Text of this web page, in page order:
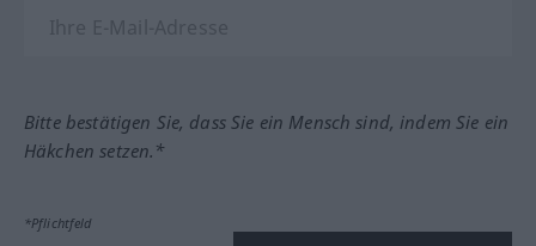
Bitte bestätigen Sie, dass Sie ein Mensch sind, indem Sie ein
Häkchen setzen.*
*Pflichtfeld